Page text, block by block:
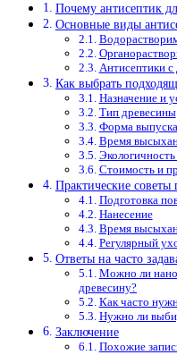
Почему антисептик
Основные виды
Антисептики
Как выбрать
Назначение и
Тип древесины
Форма
Время
Стоимость и
Практические
Подготовка
Нанесение
Время
Регулярный
Ответы на часто
Можно ли
древесину?
Как часто
Нужно ли
Заключение
Похожие